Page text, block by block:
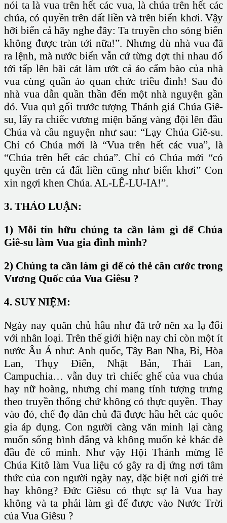
nói ta là vua trên hết các vua, là chúa trên hết các
chúa, có quyền trên đất liền và trên biển khơi. Vậy
hỡi biển cả hãy nghe đây: Ta truyền cho sóng biển
không được tràn tới nữa!”. Nhưng dù nhà vua đã
ra lệnh, mà nước biển vẫn cứ từng đợt thi nhau đổ
tới tấp lên bãi cát làm ướt cả áo cẩm bào của nhà
vua cùng quần áo quan chức triều đình! Sau đó
nhà vua dẫn quần thần đến một nhà nguyện gần
đó. Vua quì gối trước tượng Thánh giá Chúa Giê-
su, lấy ra chiếc vương miện bằng vàng đội lên đầu
Chúa và cầu nguyện như sau: “Lạy Chúa Giê-su.
Chỉ có Chúa mới là “Vua trên hết các vua”, là
“Chúa trên hết các chúa”. Chỉ có Chúa mới “có
quyền trên cả đất liền cũng như biển khơi” Con
xin ngợi khen Chúa. AL-LÊ-LU-IA!”.
3. THẢO LUẬN:
1) Mỗi tín hữu chúng ta cần làm gì để Chúa
Giê-su làm Vua gia đình mình?
2) Chúng ta cần làm gì để có thẻ căn cước trong
Vương Quốc của Vua Giêsu ?
4. SUY NIỆM:
Ngày nay quân chủ hầu như đã trở nên xa lạ đối
với nhân loại. Trên thế giới hiện nay chỉ còn một ít
nước Âu Á như: Anh quốc, Tây Ban Nha, Bỉ, Hòa
Lan, Thụy Điển, Nhật Bản, Thái Lan,
Campuchia… vẫn duy trì chiếc ghế của vua chúa
hay nữ hoàng, nhưng chỉ mang tính tượng trưng
theo truyền thống chứ không có thực quyền. Thay
vào đó, chế đọ dân chủ đã được hầu hết các quốc
gia áp dụng. Con người càng văn minh lại càng
muốn sống bình đẳng và không muốn kẻ khác đè
đầu đè cổ mình. Như vậy Hội Thánh mừng lễ
Chúa Kitô làm Vua liệu có gây ra dị ứng nơi tâm
thức của con người ngày nay, đặc biệt nơi giới trẻ
hay không? Đức Giêsu có thực sự là Vua hay
không và ta phải làm gì để được vào Nước Trời
của Vua Giêsu ?